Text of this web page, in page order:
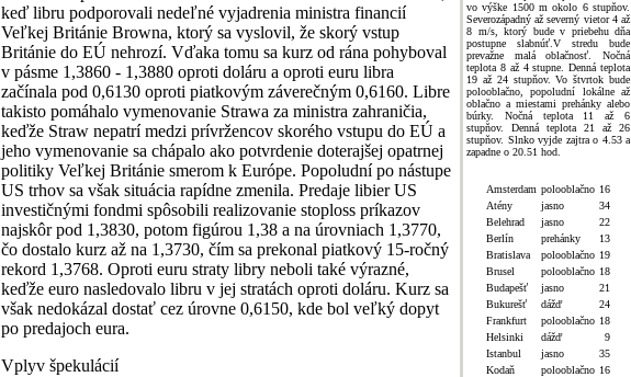
keď libru podporovali nedeľné vyjadrenia ministra financií
Veľkej Británie Browna, ktorý sa vyslovil, že skorý vstup
Británie do EÚ nehrozí. Vďaka tomu sa kurz od rána pohyboval
v pásme 1,3860 - 1,3880 oproti doláru a oproti euru libra
začínala pod 0,6130 oproti piatkovým záverečným 0,6160. Libre
takisto pomáhalo vymenovanie Strawa za ministra zahraničia,
keďže Straw nepatrí medzi prívržencov skorého vstupu do EÚ a
jeho vymenovanie sa chápalo ako potvrdenie doterajšej opatrnej
politiky Veľkej Británie smerom k Európe. Popoludní po nástupe
US trhov sa však situácia rapídne zmenila. Predaje libier US
investičnými fondmi spôsobili realizovanie stoploss príkazov
najskôr pod 1,3830, potom figúrou 1,38 a na úrovniach 1,3770,
čo dostalo kurz až na 1,3730, čím sa prekonal piatkový 15-ročný
rekord 1,3768. Oproti euru straty libry neboli také výrazné,
keďže euro nasledovalo libru v jej stratách oproti doláru. Kurz sa
však nedokázal dostať cez úrovne 0,6150, kde bol veľký dopyt
po predajoch eura.
Vplyv špekulácií
vo výške 1500 m okolo 6 stupňov.
Severozápadný až severný vietor 4 až
8 m/s, ktorý bude v priebehu dňa
postupne slabnúť.V stredu bude
prevažne malá oblačnosť. Nočná
teplota 8 až 4 stupne. Denná teplota
19 až 24 stupňov. Vo štvrtok bude
polooblačno, popoludní lokálne až
oblačno a miestami prehánky alebo
búrky. Nočná teplota 11 až 6
stupňov. Denná teplota 21 až 26
stupňov. Slnko vyjde zajtra o 4.53 a
zapadne o 20.51 hod.
Amsterdam polooblačno 16
Atény
jasno
34
Belehrad
jasno
22
Berlín
prehánky
13
Bratislava
polooblačno 19
Brusel
polooblačno 18
Budapešť
jasno
21
Bukurešť
dážď
24
Frankfurt
polooblačno 18
Helsinki
dážď
9
Istanbul
jasno
35
Kodaň
polooblačno 16